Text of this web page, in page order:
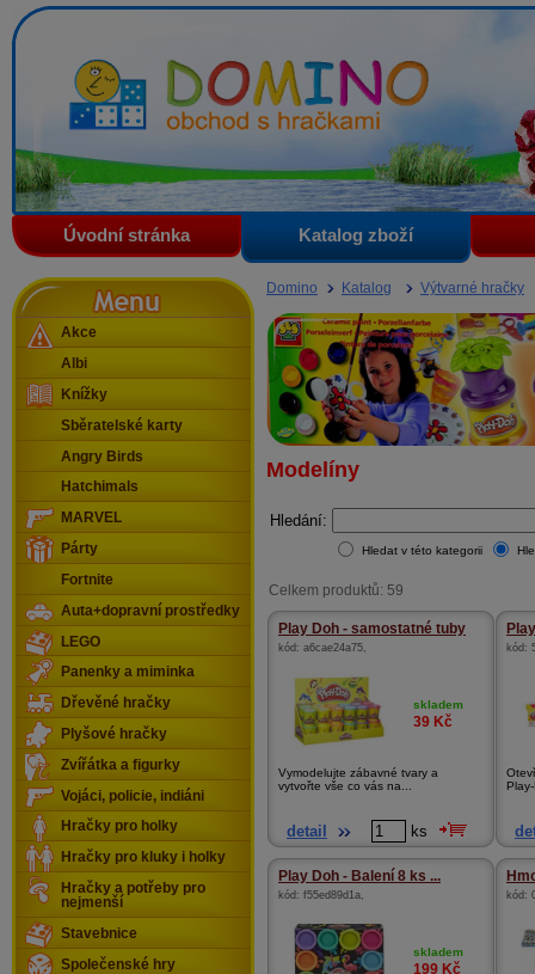
Domino - obchod s hračkami
Úvodní stránka Katalog zboží
Domino Katalog Výtvarné hračky
Modelíny
Hledání:
Hledat v této kategorii
Celkem produktů: 59
Play Doh - samostatné tuby
kód: a6cae24a75,
skladem
39 Kč
Vymodelujte zábavné tvary a
vytvořte vše co vás na...
detail ks
kód:
Play Doh - Balení 8 ks ...
kód: f55ed89d1a,
skladem
199 Kč
kód:
Menu
Akce
Albi
Knížky
Sběratelské karty
Angry Birds
Hatchimals
MARVEL
Párty
Fortnite
Auta+dopravní prostředky
LEGO
Panenky a miminka
Dřevěné hračky
Plyšové hračky
Zvířátka a figurky
Vojáci, policie, indiáni
Hračky pro holky
Hračky pro kluky i holky
Hračky a potřeby pro
nejmenší
Stavebnice
Společenské hry